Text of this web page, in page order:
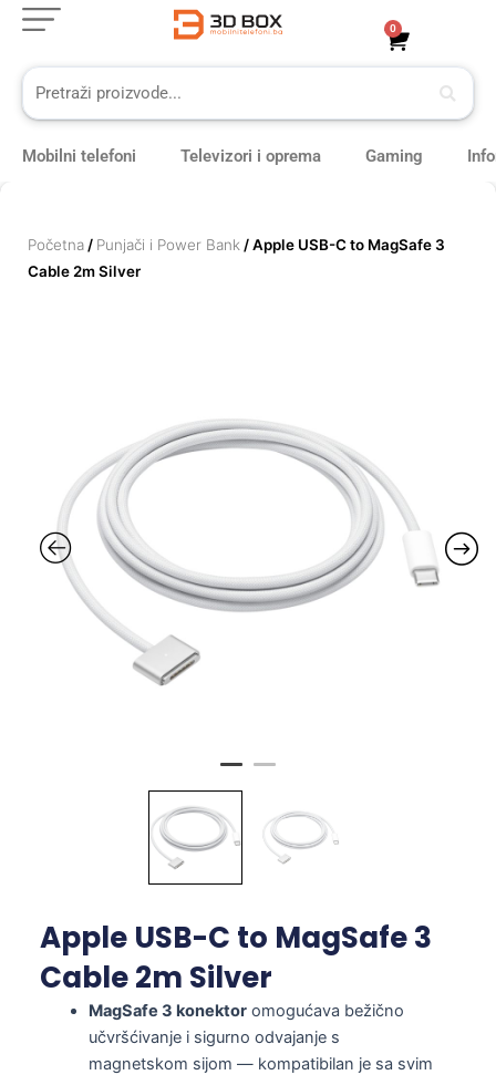
Skip
content
0
Cart
Mobilni telefoni Televizori i oprema Gaming
Početna / Punjači i Power Bank / Apple USB-C to MagSafe 3
Cable 2m Silver
Apple USB-C to MagSafe 3
Cable 2m Silver
MagSafe 3 konektoromogućava bežično
učvršćivanje i sigurno odvajanje s
magnetskom sijom — kompatibilan je sa svim